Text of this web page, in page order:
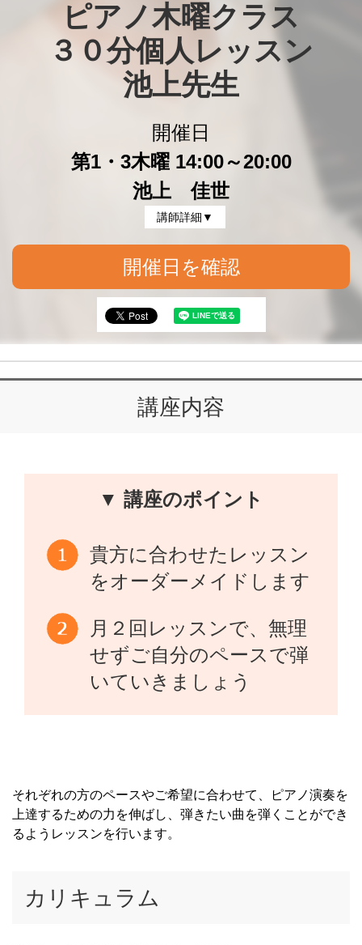
ピアノ木曜クラス
３０分個人レッスン
池上先生
開催日
第1・3木曜 14:00～20:00
池上 佳世
講師詳細▼
開催日を確認
講座内容
▼ 講座のポイント
貴方に合わせたレッスン
をオーダーメイドします
月２回レッスンで、無理
せずご自分のペースで弾
いていきましょう
それぞれの方のペースやご希望に合わせて、ピアノ演奏を
上達するための力を伸ばし、弾きたい曲を弾くことができ
るようレッスンを行います。
カリキュラム